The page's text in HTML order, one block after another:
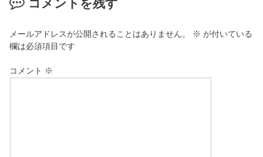
コメントを残す
メールアドレスが公開されることはありません。 ※ が付いている
欄は必須項目です
コメント ※